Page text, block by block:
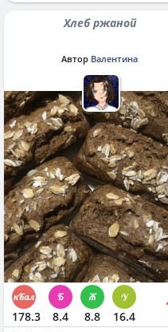
Хлеб ржаной
Автор Валентина
178.3 8.4 8.8 16.4